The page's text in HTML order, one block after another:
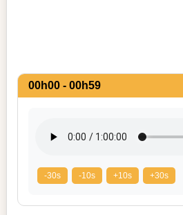
00h00 - 00h59
-30s -10s +10s +30s